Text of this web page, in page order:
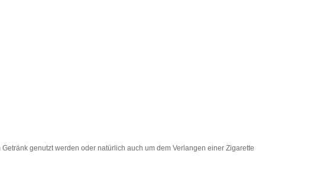
genutzt werden oder natürlich auch um dem Verlangen einer Zigarette